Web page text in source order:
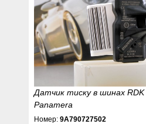
Датчик тиску в шинах RDK
Panamera
Номер:9A790727502